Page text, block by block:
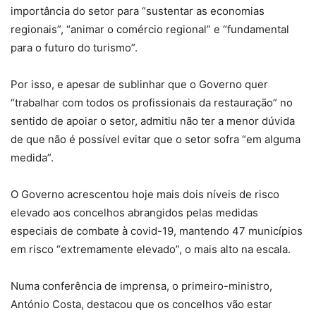
importância do setor para “sustentar as economias
regionais”, “animar o comércio regional” e “fundamental
para o futuro do turismo”.
Por isso, e apesar de sublinhar que o Governo quer
“trabalhar com todos os profissionais da restauração” no
sentido de apoiar o setor, admitiu não ter a menor dúvida
de que não é possível evitar que o setor sofra “em alguma
medida”.
O Governo acrescentou hoje mais dois níveis de risco
elevado aos concelhos abrangidos pelas medidas
especiais de combate à covid-19, mantendo 47 municípios
em risco “extremamente elevado”, o mais alto na escala.
Numa conferência de imprensa, o primeiro-ministro,
António Costa, destacou que os concelhos vão estar